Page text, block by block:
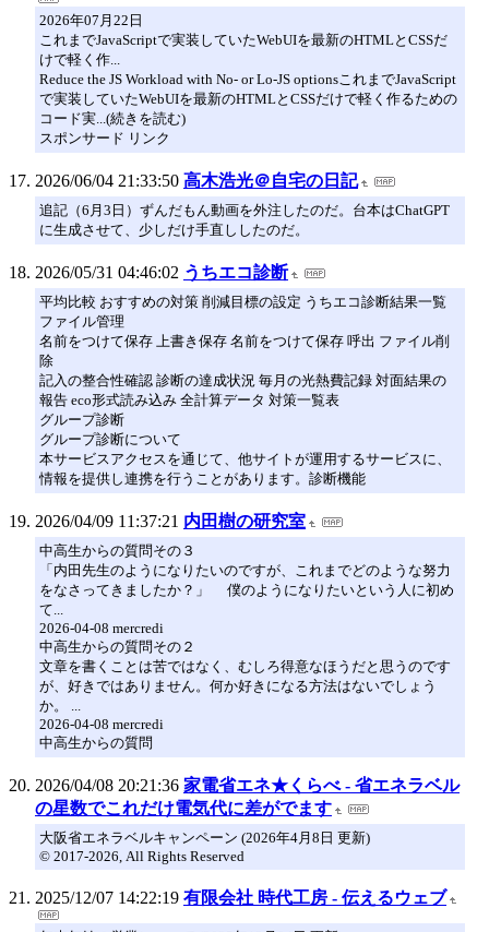
2026年07月22日
これまでJavaScriptで実装していたWebUIを最新のHTMLとCSSだ
けで軽く作...
Reduce the JS Workload with No- or Lo-JS optionsこれまでJavaScript
で実装していたWebUIを最新のHTMLとCSSだけで軽く作るための
コード実...(続きを読む)
スポンサード リンク
2026/06/04 21:33:50 高木浩光＠自宅の日記
追記（6月3日）ずんだもん動画を外注したのだ。台本はChatGPT
に生成させて、少しだけ手直ししたのだ。
2026/05/31 04:46:02 うちエコ診断
平均比較 おすすめの対策 削減目標の設定 うちエコ診断結果一覧
ファイル管理
名前をつけて保存 上書き保存 名前をつけて保存 呼出 ファイル削
除
記入の整合性確認 診断の達成状況 毎月の光熱費記録 対面結果の
報告 eco形式読み込み 全計算データ 対策一覧表
グループ診断
グループ診断について
本サービスアクセスを通じて、他サイトが運用するサービスに、
情報を提供し連携を行うことがあります。診断機能
2026/04/09 11:37:21 内田樹の研究室
中高生からの質問その３
「内田先生のようになりたいのですが、これまでどのような努力
をなさってきましたか？」 僕のようになりたいという人に初め
て...
2026-04-08 mercredi
中高生からの質問その２
文章を書くことは苦ではなく、むしろ得意なほうだと思うのです
が、好きではありません。何か好きになる方法はないでしょう
か。 ...
2026-04-08 mercredi
中高生からの質問
2026/04/08 20:21:36 家電省エネ★くらべ - 省エネラベル
の星数でこれだけ電気代に差がでます
大阪省エネラベルキャンペーン (2026年4月8日 更新)
© 2017-2026, All Rights Reserved
2025/12/07 14:22:19 有限会社 時代工房 - 伝えるウェブ